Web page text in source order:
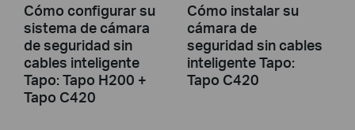
Cómo configurar su
sistema de cámara
de seguridad sin
cables inteligente
Tapo: Tapo H200 +
Tapo C420
Cómo instalar su
cámara de
seguridad sin cables
inteligente Tapo:
Tapo C420